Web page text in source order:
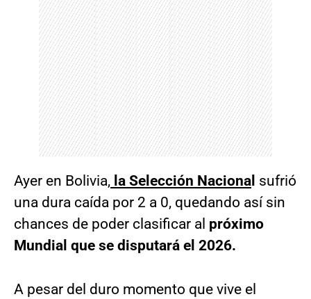
Ayer en Bolivia, la Selección Naciona sufrió
una dura caída por 2 a 0, quedando así sin
chances de poder clasificar al próximo
Mundial que se disputará el 2026.
A pesar del duro momento que vive el